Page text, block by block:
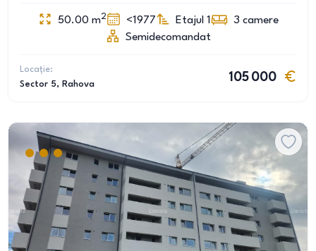
50.00 m2 <1977 Etajul 1 3 camere
Semidecomandat
Locație:
Sector 5, Rahova
105 000